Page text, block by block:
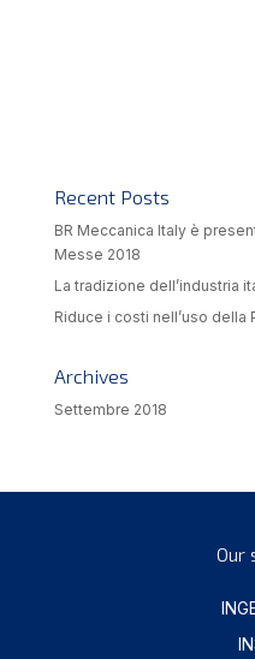
Recent Posts
BR Meccanica Italy è
Messe 2018
La tradizione dell’industria
Riduce i costi nell’uso della
Archives
Settembre 2018
Our